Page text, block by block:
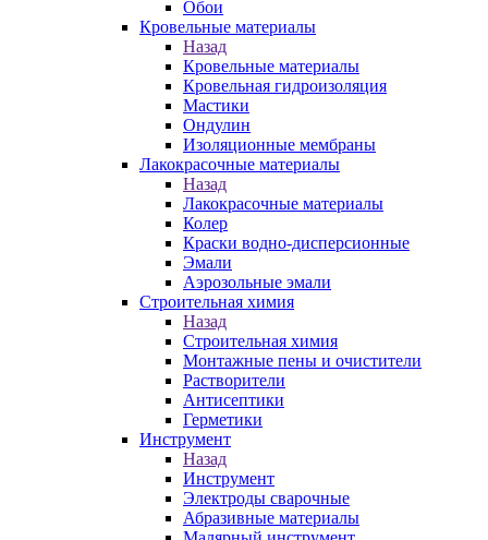
Обои
Кровельные материалы
Назад
Кровельные материалы
Кровельная гидроизоляция
Мастики
Ондулин
Изоляционные мембраны
Лакокрасочные материалы
Назад
Лакокрасочные материалы
Колер
Краски водно-дисперсионные
Эмали
Аэрозольные эмали
Строительная химия
Назад
Строительная химия
Монтажные пены и очистители
Растворители
Антисептики
Герметики
Инструмент
Назад
Инструмент
Электроды сварочные
Абразивные материалы